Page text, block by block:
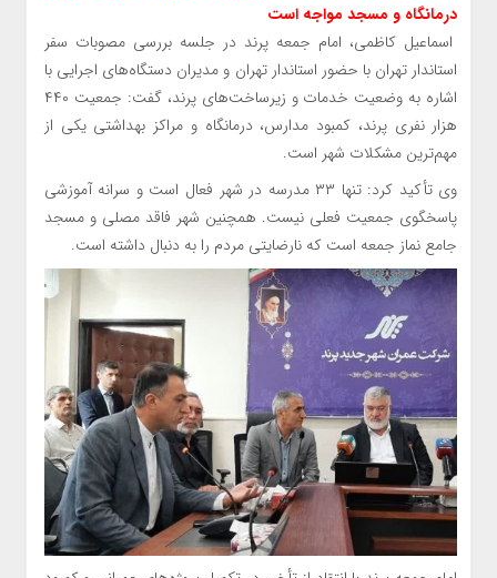
درمانگاه و مسجد مواجه است
اسماعیل کاظمی، امام جمعه پرند در جلسه بررسی مصوبات سفر
استاندار تهران با حضور استاندار تهران و مدیران دستگاه‌های اجرایی با
اشاره به وضعیت خدمات و زیرساخت‌های پرند، گفت: جمعیت ۴۴۰
هزار نفری پرند، کمبود مدارس، درمانگاه و مراکز بهداشتی یکی از
مهم‌ترین مشکلات شهر است.
وی تأکید کرد: تنها ۳۳ مدرسه در شهر فعال است و سرانه آموزشی
پاسخگوی جمعیت فعلی نیست. همچنین شهر فاقد مصلی و مسجد
جامع نماز جمعه است که نارضایتی مردم را به دنبال داشته است.